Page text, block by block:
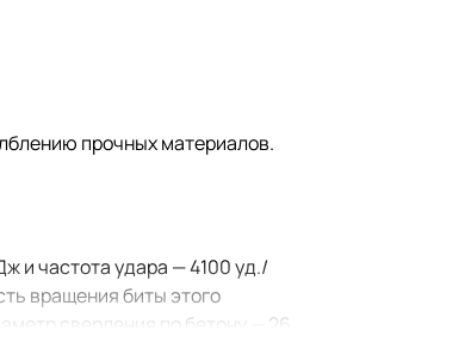
прочных материалов.
и частота удара — 4100 уд./
вращения биты этого
сверления по бетону — 26